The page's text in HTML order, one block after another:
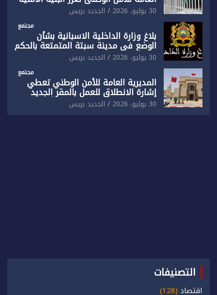
بالناظور بإحداث فرقتين جديدتين
30 يوليو، 2026 الجديد بريس
مجتمع
بلاغ وزارة الداخلية الاسبانية بشأن
الوضع في مدينة سبتة المتمتعة بالحكم
الذاتي
30 يوليو، 2026 الجديد بريس
مجتمع
المديرية العامة للأمن الوطني تعطي
إشارة الانطلاق للعمل بالمقر الجديد
للدائرة الثالثة للشرطة بولاية أمن العيون
30 يوليو، 2026 الجديد بريس
التصنيفات
اقتصاد (128)